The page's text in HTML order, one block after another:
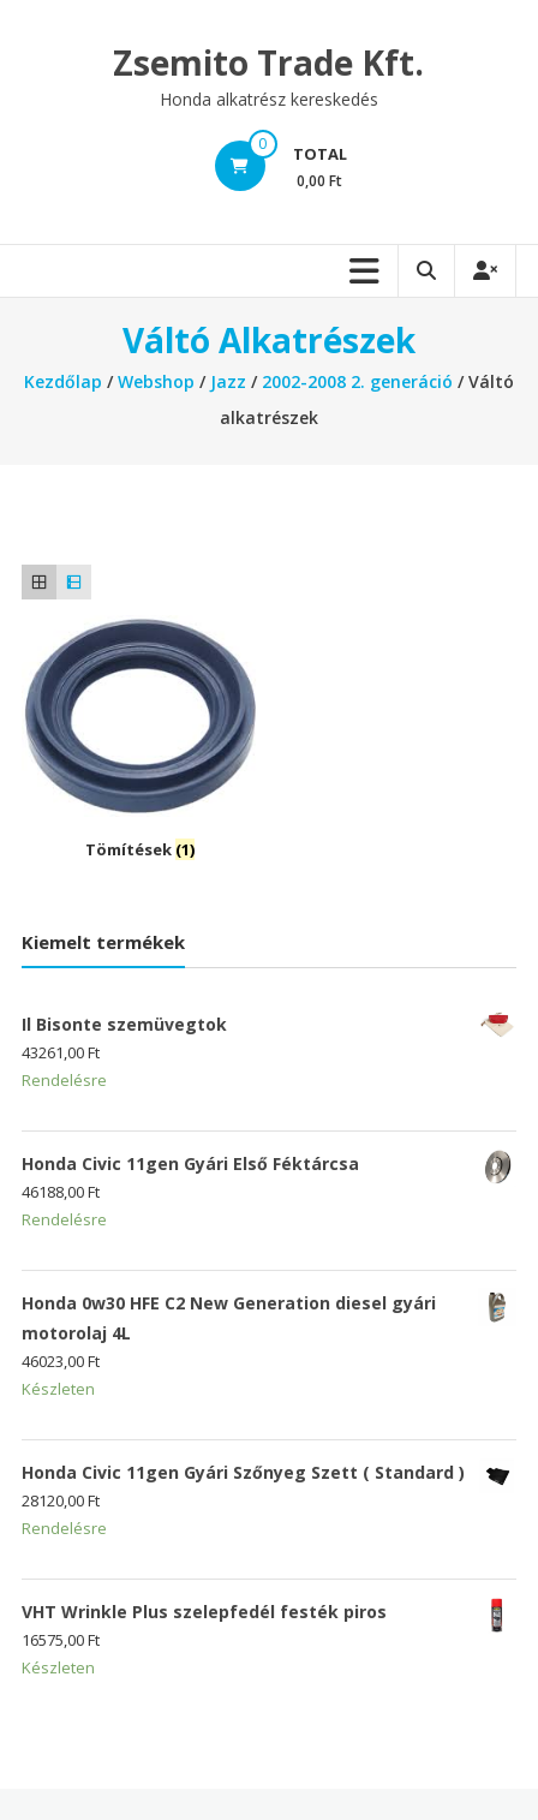
Zsemito Trade Kft.
Honda alkatrész kereskedés
0 TOTAL
0,00 Ft
Váltó Alkatrészek
Kezdőlap /Webshop / Jazz / 2002-2008 2. generáció / Váltó
alkatrészek
Tömítések (1)
Kiemelt termékek
Il Bisonte szemüvegtok
43261,00Ft
Rendelésre
Honda Civic 11gen Gyári Első Féktárcsa
46188,00Ft
Rendelésre
Honda 0w30 HFE C2 New Generation diesel gyári
motorolaj 4L
46023,00Ft
Készleten
Honda Civic 11gen Gyári Szőnyeg Szett ( Standard )
28120,00Ft
Rendelésre
VHT Wrinkle Plus szelepfedél festék piros
16575,00Ft
Készleten